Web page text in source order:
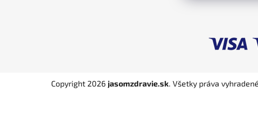
Copyright 2026 jasomzdravie.sk. Všetky práva